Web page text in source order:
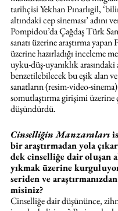
tarihçisi Yekhan Pınarlıgil,
altındaki cep sineması’ adını
Pompidou’da Çağdaş Türk
sanatı üzerine araştırma yapan
üzerine hazırladığı inceleme
uyku-düş-uyanıklık arasındaki
benzetilebilecek bu eşik alan
sanatların (resim-video-
somutlaştırma girişimi üzerine
düşündürdü.
Cinselliğin Manzaraları
bir araştırmadan yola
dek cinselliğe dair oluşan
yıkmak üzerine
seriden ve
misiniz?
Cinselliğe dair düşününce,